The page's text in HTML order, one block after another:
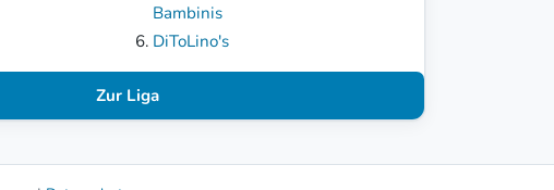
Bambinis
DiToLino's
Zur Liga